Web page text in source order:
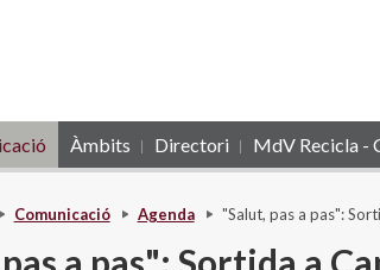
Àmbits Directori MdV Recicla -
Comunicació Agenda "Salut, pas a pas":
a pas": Sortida a